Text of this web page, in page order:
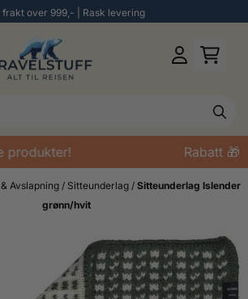
frakt over 999,- | Rask levering
Rabatt 🎁
Avslapning/ Sitteunderlag / Sitteunderlag Islender
grønn/hvit